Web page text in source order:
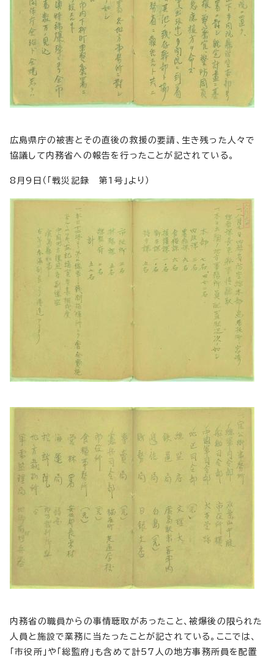
広島県庁の被害とその直後の救援の要請、生き残った人々で
協議して内務省への報告を行ったことが記されている。
8月9日（「戦災記録 第1号」より）
内務省の職員からの事情聴取があったこと、被爆後の限られた
人員と施設で業務に当たったことが記されている。ここでは、
「市役所」や「総監府」も含めて計57人の地方事務所員を配置